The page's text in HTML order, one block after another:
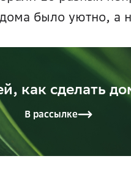
было уютно, а
как сделать
В рассылке